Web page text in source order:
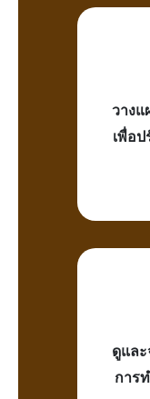
วางแ
เพื่อ
ดูแล
การ